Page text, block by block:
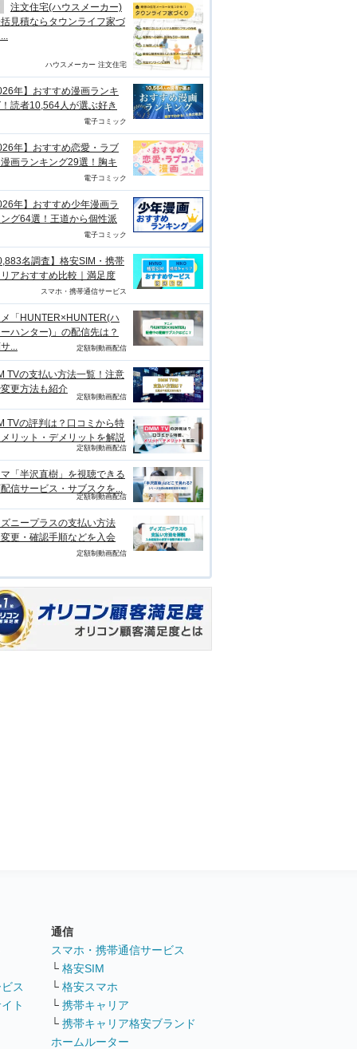
注文住宅(ハウスメーカー)
見積ならタウンライフ家づ
ハウスメーカー 注文住宅
年】おすすめ漫画ランキ
読者10,564人が選ぶ好き
電子コミック
年】おすすめ恋愛・ラブ
画ランキング29選！胸キ
電子コミック
年】おすすめ少年漫画ラ
グ64選！王道から個性派
電子コミック
名調査】格安SIM・携帯
アおすすめ比較｜満足度
スマホ・携帯通信サービス
「HUNTER×HUNTER(ハ
ハンター)」の配信先は？
...
定額制動画配信
TVの支払い方法一覧！注意
更方法も紹介
定額制動画配信
TVの評判は？口コミから特
リット・デメリットを解説
定額制動画配信
マ「半沢直樹」を視聴できる
信サービス・サブスクを...
定額制動画配信
ニープラスの支払い方法
更・確認手順などを入会
定額制動画配信
ス
ト
通信
スマホ・携帯通信サービス
└ 格安SIM
└ 格安スマホ
└ 携帯キャリア
└ 携帯キャリア格安ブランド
ホームルーター